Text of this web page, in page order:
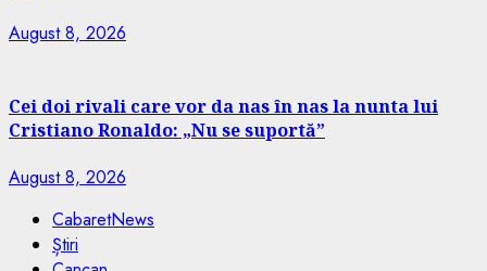
August 8, 2026
Cei doi rivali care vor da nas în nas la nunta lui
Cristiano Ronaldo: „Nu se suportă”
August 8, 2026
CabaretNews
Știri